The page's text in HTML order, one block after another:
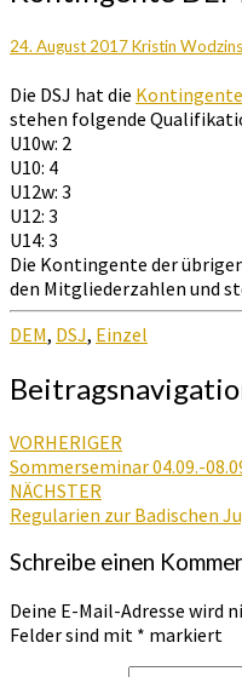
24. August 2017Kristin
Die DSJ hat die Kontingente
stehen folgende
U10w: 2
U10: 4
U12w: 3
U12: 3
U14: 3
Die Kontingente der
den Mitgliederzahlen und
DEM, DSJ, Einzel
VORHERIGER
Sommerseminar 04.09.-
NÄCHSTER
Regularien zur Badischen
Schreibe einen
Deine E-Mail-Adresse wird
Felder sind mit * markiert